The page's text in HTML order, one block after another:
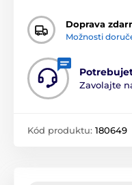
Doprava
Možnosti
Zavolajte
Kód produktu: 180649